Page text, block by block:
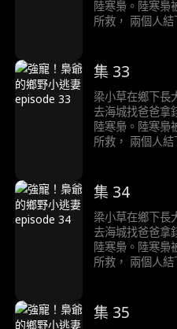
陸寒梟。陸寒梟
所救， 兩個人
集 33
梁小草在鄉下長
去海城找爸爸拿
陸寒梟。陸寒梟
所救， 兩個人
集 34
梁小草在鄉下長
去海城找爸爸拿
陸寒梟。陸寒梟
所救， 兩個人
集 35